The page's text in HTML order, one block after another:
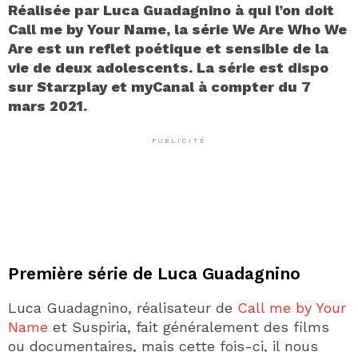
Réalisée par Luca Guadagnino à qui l’on doit
Call me by Your Name, la série We Are Who We
Are est un reflet poétique et sensible de la
vie de deux adolescents. La série est dispo
sur Starzplay et myCanal à compter du 7
mars 2021.
PUBLICITÉ
Première série de Luca Guadagnino
Luca Guadagnino, réalisateur de Call me by Your
Name et Suspiria, fait généralement des films
ou documentaires, mais cette fois-ci, il nous